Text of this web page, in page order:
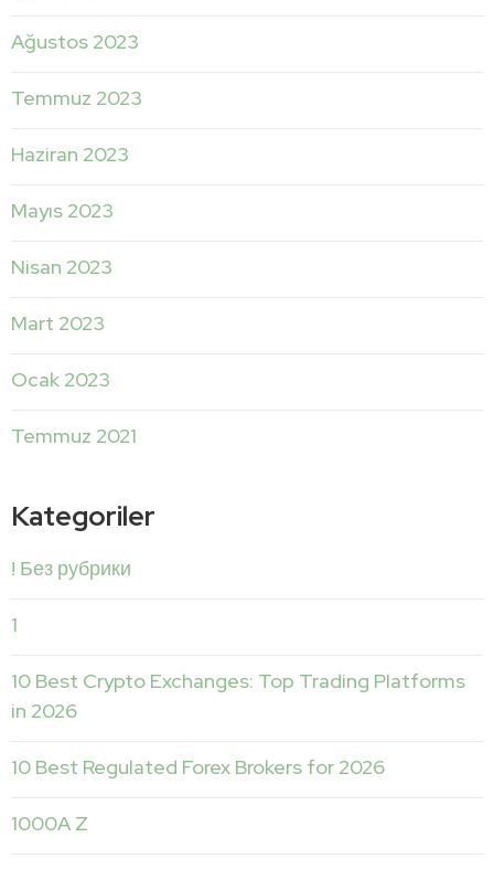
Ağustos 2023
Temmuz 2023
Haziran 2023
Mayıs 2023
Nisan 2023
Mart 2023
Ocak 2023
Temmuz 2021
Kategoriler
! Без рубрики
1
10 Best Crypto Exchanges: Top Trading Platforms
in 2026
10 Best Regulated Forex Brokers for 2026
1000A Z